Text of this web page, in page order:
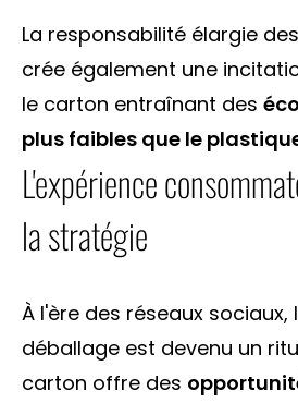
La responsabilité élargie
crée également une
le carton entraînant des
plus faibles que le
L'expérience
la stratégie
À l'ère des réseaux
déballage est devenu un
carton offre des